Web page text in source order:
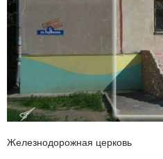
Железнодорожная церковь